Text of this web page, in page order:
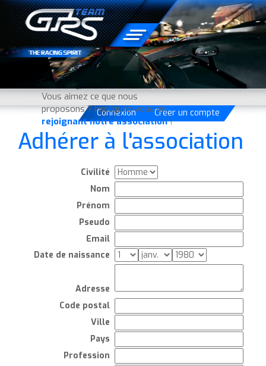
Forum Jeux Calendrier Championnats
Vous aimez ce que nous
proposons ? Impliquez-vous en
rejoignant notre association!
Connexion Créer un compte
Adhérer à l'association
Civilité
Nom
Prénom
Pseudo
Email
Date de naissance
Adresse
Code postal
Ville
Pays
Profession